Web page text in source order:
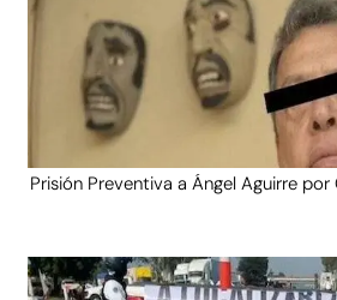
Prisión Preventiva a Ángel Aguirre